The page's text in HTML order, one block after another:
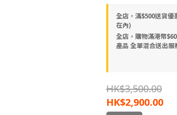
全店，滿$500送貨
在內)
全店，購物滿港幣
產品 全單混合送出服
HK$3,500.00
HK$2,900.00